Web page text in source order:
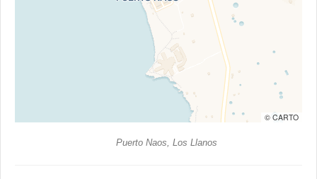
© CARTO
Puerto Naos, Los Llanos